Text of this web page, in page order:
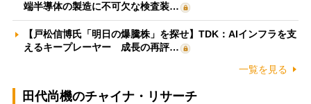
端半導体の製造に不可欠な検査装…
【戸松信博氏「明日の爆騰株」を探せ】TDK：AIインフラを支
えるキープレーヤー 成長の再評…
一覧を見る
田代尚機のチャイナ・リサーチ